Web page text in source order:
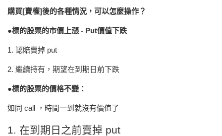
購買[賣權]後的各種情況，可以怎麼操作？
●標的股票的市價上漲 - Put價值下跌
1. 認賠賣掉 put
2. 繼續持有，期望在到期日前下跌
●標的股票的價格不變：
如同 call ，時間一到就沒有價值了
1. 在到期日之前賣掉 put